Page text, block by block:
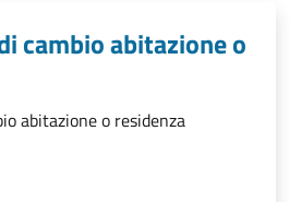
cambio abitazione o
abitazione o residenza